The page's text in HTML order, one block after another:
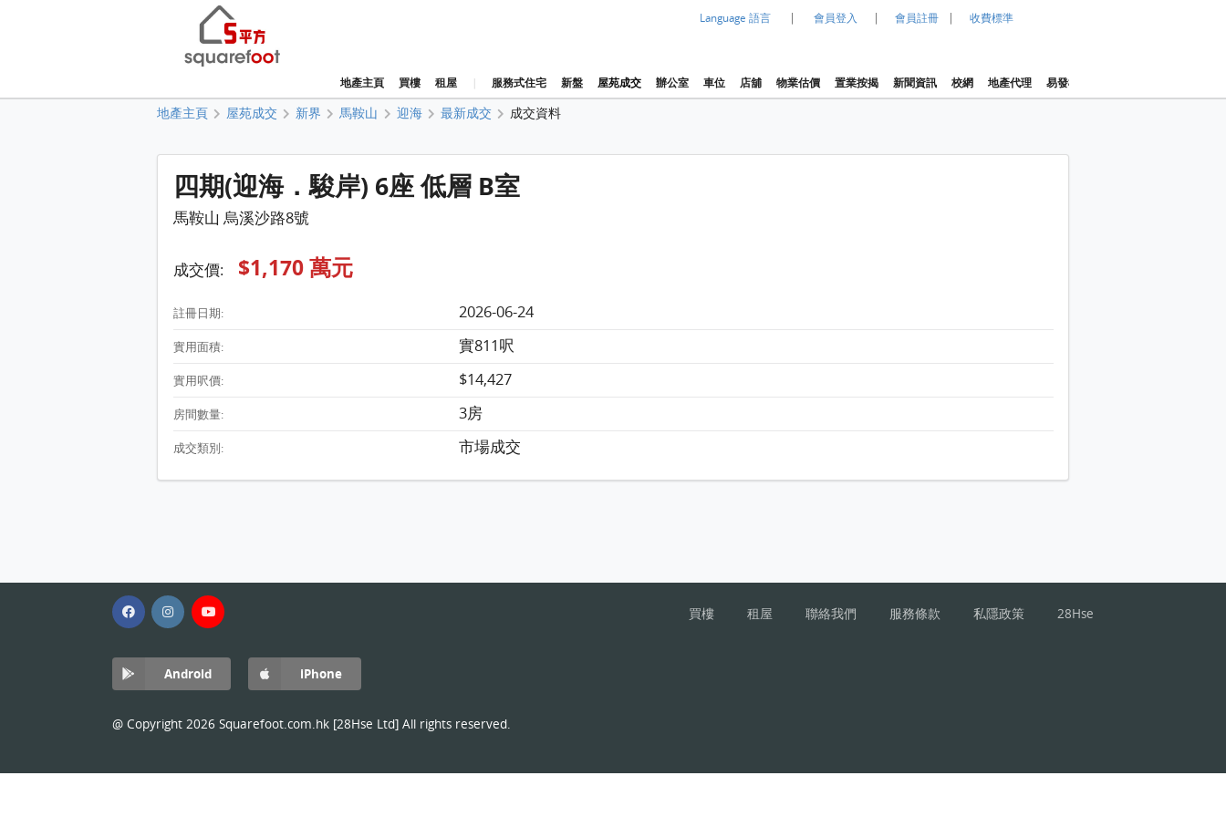
Language 語言 | 會員登入 | 會員註冊 | 收費標準
地產主頁 買樓 租屋 | 服務式住宅 新盤 屋苑成交 辦公室 車位 店舖 物業估價 置業按揭 新聞資訊 校網 地產代理 易發樓價指數
地產主頁 屋苑成交 新界 馬鞍山 迎海 最新成交 成交資料
四期(迎海．駿岸) 6座 低層 B室
馬鞍山 烏溪沙路8號
成交價: $1,170 萬元
註冊日期: 2026-06-24
實用面積: 實811呎
實用呎價: $14,427
房間數量: 3房
成交類別: 市場成交
買樓 租屋 聯絡我們 服務條款 私隱政策 28Hse
Android iPhone
@ Copyright 2026 Squarefoot.com.hk [28Hse Ltd] All rights reserved.